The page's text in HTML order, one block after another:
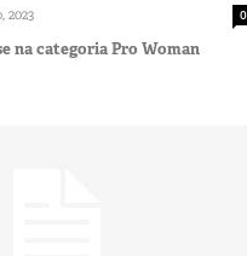
2023 0
na categoria Pro Woman